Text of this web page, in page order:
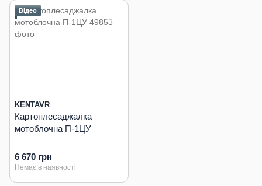
Відео
KENTAVR
Картоплесаджалка
мотоблочна П-1ЦУ
6 670 грн
Немає в наявності